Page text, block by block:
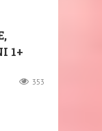
1+
353